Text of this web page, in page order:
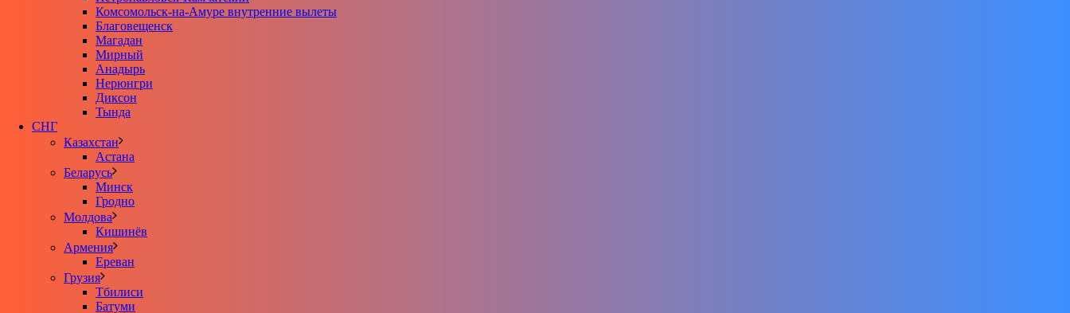
Комсомольск-на-Амуре внутренние вылеты
Благовещенск
Магадан
Мирный
Анадырь
Нерюнгри
Диксон
Тында
СНГ
Казахстан
Астана
Беларусь
Минск
Гродно
Молдова
Кишинёв
Армения
Ереван
Грузия
Тбилиси
Батуми